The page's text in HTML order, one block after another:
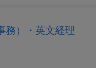
務）・英文経理